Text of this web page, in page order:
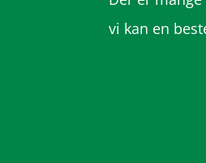
vi kan en